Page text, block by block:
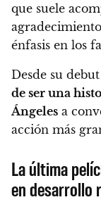
que suele
énfasis en los
Desde su
de ser una
Ángeles a
acción más
La última
en desarrollo